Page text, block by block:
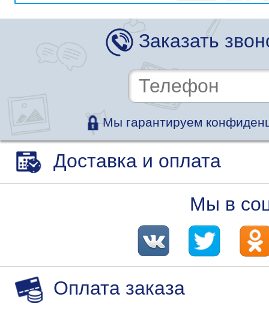
Заказать
Мы гарантируем
Доставка и оплата
Мы в
Оплата заказа